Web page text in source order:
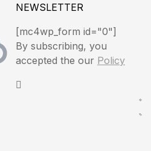
NEWSLETTER
[mc4wp_form id="0"]
By subscribing, you
accepted the our Policy